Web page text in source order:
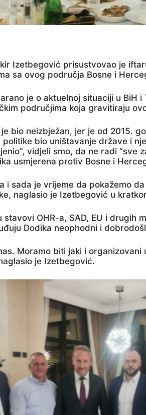
Izetbegović prisustvovao je
sa ovog područja Bosne i
je o aktuelnoj situaciji u BiH i
područjima koja gravitiraju
bio neizbježan, jer je od 2015.
politike bio uništavanje države i
vidjeli smo, da ne radi “sve
usmjerena protiv Bosne i
i sada je vrijeme da pokažemo
naglasio je Izetbegović u
stavovi OHR-a, SAD, EU i drugih
Dodika neophodni i
Moramo biti jaki i organizovani
je Izetbegović.